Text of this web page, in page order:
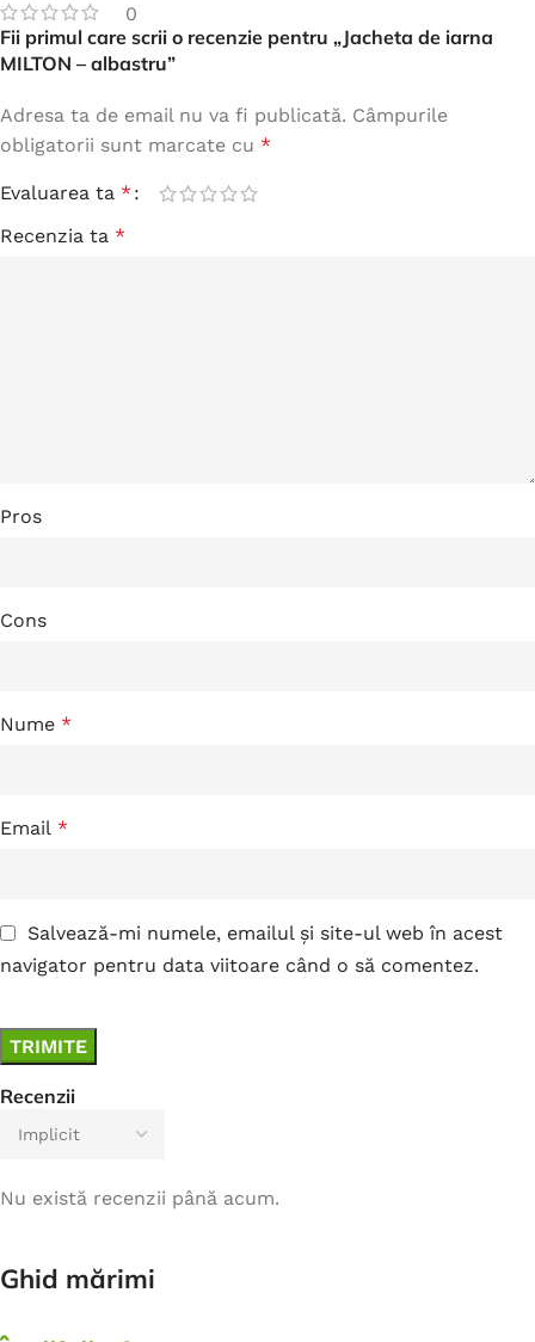
0
Recenzii
Nu există recenzii până acum.
Fii primul care scrii o recenzie pentru „Jacheta de iarna
MILTON – albastru”
Adresa ta de email nu va fi publicată. Câmpurile
obligatorii sunt marcate cu *
Evaluarea ta *
Recenzia ta *
Pros
Cons
Nume *
Email *
Salvează-mi numele, emailul și site-ul web în acest
navigator pentru data viitoare când o să comentez.
Ghid mărimi